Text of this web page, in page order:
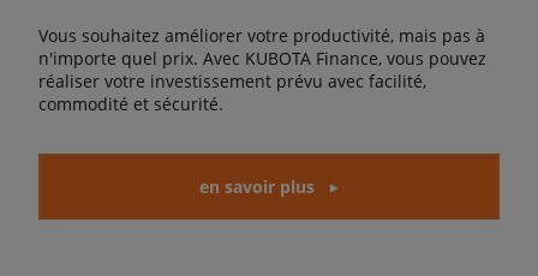
Vous souhaitez améliorer votre productivité, mais pas à
n'importe quel prix. Avec KUBOTA Finance, vous pouvez
réaliser votre investissement prévu avec facilité,
commodité et sécurité.
en savoir plus